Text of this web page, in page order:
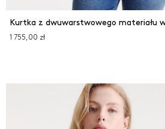
1 755,00 zł